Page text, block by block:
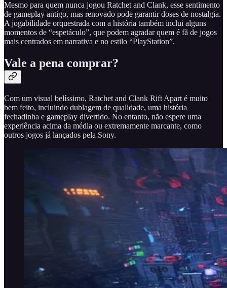
Mesmo para quem nunca jogou Ratchet and Clank, esse sentimento
de gameplay antigo, mas renovado pode garantir doses de nostalgia.
A jogabilidade orquestrada com a história também inclui alguns
momentos de “espetáculo”, que podem agradar quem é fã de jogos
mais centrados em narrativa e no estilo “PlayStation”.
Vale a pena comprar?
Com um visual belíssimo, Ratchet and Clank Rift Apart é muito
bem feito, incluindo dublagem de qualidade, uma história
fechadinha e gameplay divertido. No entanto, não espere uma
experiência acima da média ou extremamente marcante, como
outros jogos já lançados pela Sony.